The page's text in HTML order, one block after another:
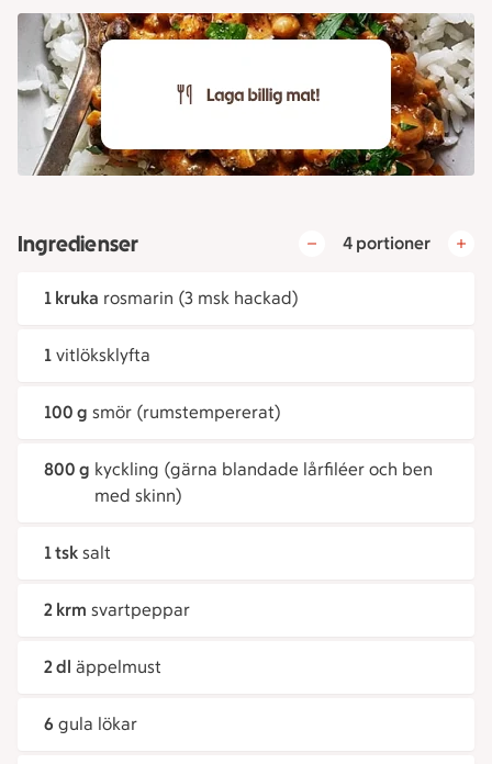
Ingredienser 4 portioner
1 kruka rosmarin (3 msk hackad)
1 vitlöksklyfta
100 g smör (rumstempererat)
800 g kyckling (gärna blandade lårfiléer och ben
med skinn)
1 tsk salt
2 krm svartpeppar
2 dl äppelmust
6 gula lökar